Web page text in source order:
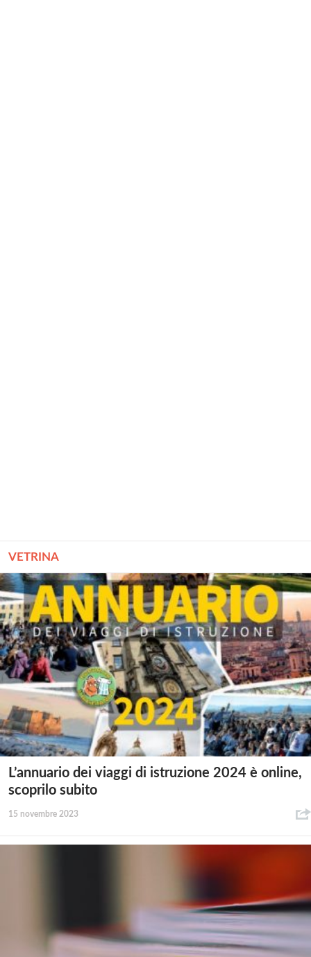
VETRINA
L’annuario dei viaggi di istruzione 2024 è online,
scoprilo subito
15 novembre 2023